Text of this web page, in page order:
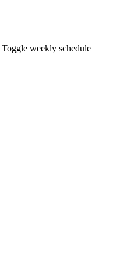
Toggle weekly schedule